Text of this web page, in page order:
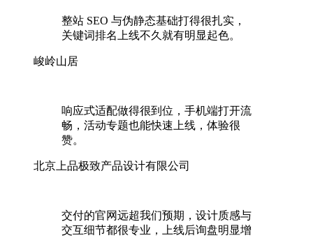
整站 SEO 与伪静态基础打得很扎实，
关键词排名上线不久就有明显起色。
峻岭山居
响应式适配做得很到位，手机端打开流
畅，活动专题也能快速上线，体验很
赞。
北京上品极致产品设计有限公司
交付的官网远超我们预期，设计质感与
交互细节都很专业，上线后询盘明显增